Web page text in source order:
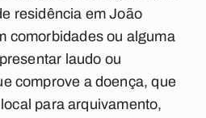
residência em João
comorbidades ou alguma
laudo ou
comprove a doença, que
para arquivamento,